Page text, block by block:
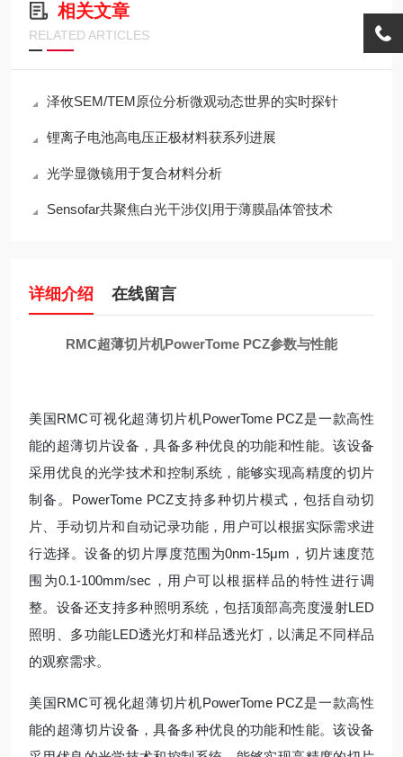
相关文章
RELATED ARTICLES
泽攸SEM/TEM原位分析微观动态世界的实时探针
锂离子电池高电压正极材料获系列进展
光学显微镜用于复合材料分析
Sensofar共聚焦白光干涉仪|用于薄膜晶体管技术
详细介绍 在线留言
RMC超薄切片机PowerTome PCZ参数与性能
美国RMC可视化超薄切片机PowerTome PCZ是一款高性
能的超薄切片设备，具备多种优良的功能和性能。该设备
采用优良的光学技术和控制系统，能够实现高精度的切片
制备。PowerTome PCZ支持多种切片模式，包括自动切
片、手动切片和自动记录功能，用户可以根据实际需求进
行选择。设备的切片厚度范围为0nm-15μm，切片速度范
围为0.1-100mm/sec，用户可以根据样品的特性进行调
整。设备还支持多种照明系统，包括顶部高亮度漫射LED
照明、多功能LED透光灯和样品透光灯，以满足不同样品
的观察需求。
美国RMC可视化超薄切片机PowerTome PCZ是一款高性
能的超薄切片设备，具备多种优良的功能和性能。该设备